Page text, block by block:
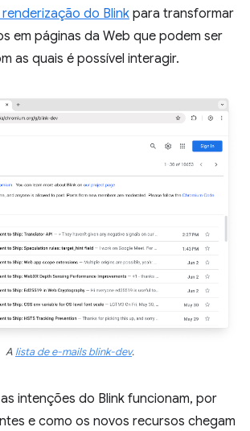
do Blink para transformar
em páginas da Web que podem ser
as quais é possível interagir.
A lista de e-mails blink-dev.
intenções do Blink funcionam, por
e como os novos recursos chegam